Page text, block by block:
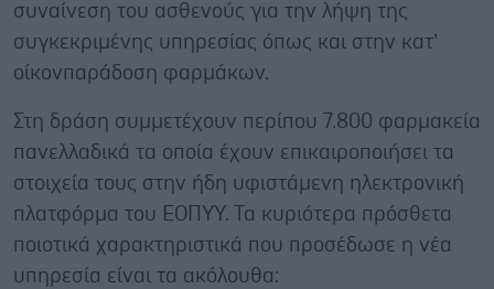
συναίνεση του ασθενούς για την λήψη της
συγκεκριμένης υπηρεσίας όπως και στην κατ’
οίκονπαράδοση φαρμάκων.
Στη δράση συμμετέχουν περίπου 7.800 φαρμακεία
πανελλαδικά τα οποία έχουν επικαιροποιήσει τα
στοιχεία τους στην ήδη υφιστάμενη ηλεκτρονική
πλατφόρμα του ΕΟΠΥΥ. Τα κυριότερα πρόσθετα
ποιοτικά χαρακτηριστικά που προσέδωσε η νέα
υπηρεσία είναι τα ακόλουθα: